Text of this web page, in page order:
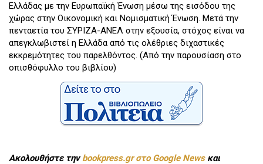
Ελλάδας με την Ευρωπαϊκή Ένωση μέσω της εισόδου της
χώρας στην Οικονομική και Νομισματική Ένωση. Μετά την
πενταετία του ΣΥΡΙΖΑ-ΑΝΕΛ στην εξουσία, στόχος είναι να
απεγκλωβιστεί η Ελλάδα από τις ολέθριες διχαστικές
εκκρεμότητες του παρελθόντος. (Από την παρουσίαση στο
οπισθόφυλλο του βιβλίου)
Ακολουθήστε τηνbookpress.gr στο Google Newsκαι